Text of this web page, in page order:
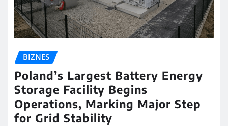
BIZNES
Poland’s Largest Battery Energy
Storage Facility Begins
Operations, Marking Major Step
for Grid Stability